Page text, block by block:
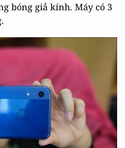
bóng giả kính. Máy có 3